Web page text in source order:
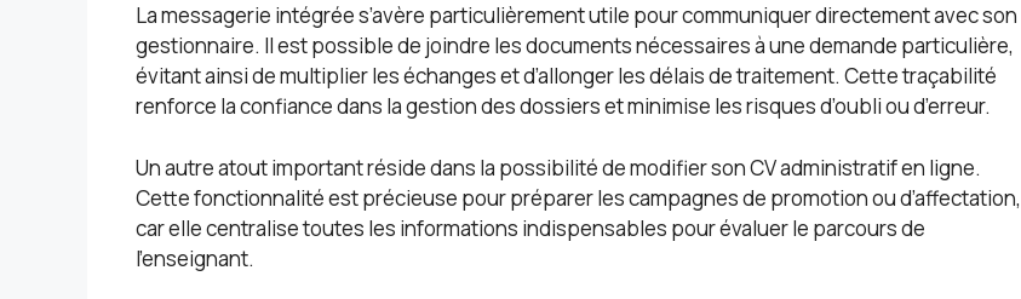
La messagerie intégrée s’avère particulièrement utile pour communiquer directement avec son
gestionnaire. Il est possible de joindre les documents nécessaires à une demande particulière,
évitant ainsi de multiplier les échanges et d’allonger les délais de traitement. Cette traçabilité
renforce la confiance dans la gestion des dossiers et minimise les risques d’oubli ou d’erreur.
Un autre atout important réside dans la possibilité de modifier son CV administratif en ligne.
Cette fonctionnalité est précieuse pour préparer les campagnes de promotion ou d’affectation,
car elle centralise toutes les informations indispensables pour évaluer le parcours de
l’enseignant.